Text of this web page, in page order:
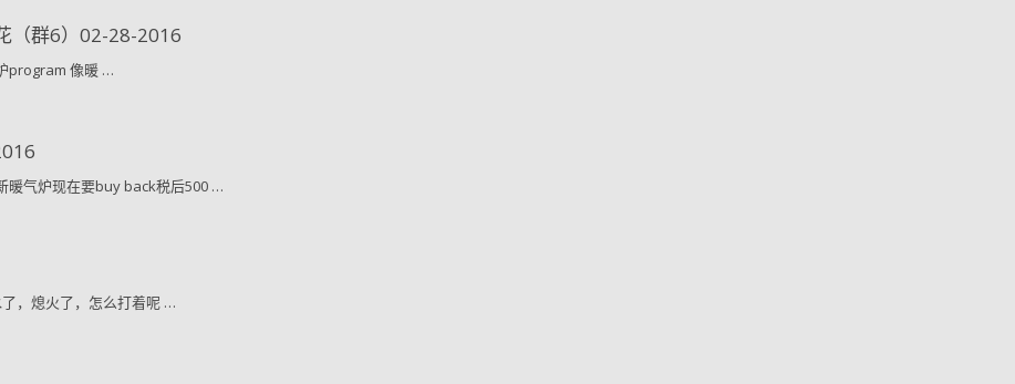
（群6）02-28-2016
program 像暖 …
暖气炉现在要buy back税后500 …
，熄火了，怎么打着呢 …